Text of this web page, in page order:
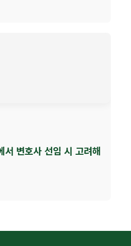
서 변호사 선임 시 고려해